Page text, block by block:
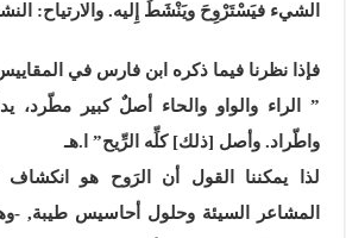
الشيء فيَسْتَرْوِحَ ويَنْشَطَ إِليه. والارتياح:
فإذا نظرنا فيما ذكره ابن فارس في
” الراء والواو والحاء أصلٌ كبير
واطّراد. وأصل [ذلك] كلِّه الرِّيح” ا.هـ
لذا يمكننا القول أن الرَوح هو
المشاعر السيئة وحلول أحاسيس طيبة, -